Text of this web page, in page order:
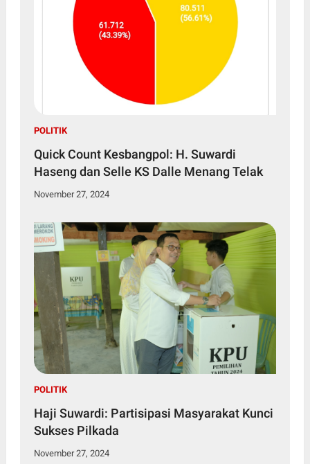
POLITIK
Quick Count Kesbangpol: H. Suwardi
Haseng dan Selle KS Dalle Menang Telak
November 27, 2024
POLITIK
Haji Suwardi: Partisipasi Masyarakat Kunci
Sukses Pilkada
November 27, 2024